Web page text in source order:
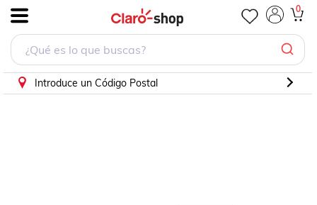
0
Introduce un Código Postal
PorCategorías
PorMarcas
PorDescuento